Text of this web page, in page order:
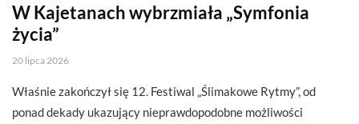
W Kajetanach wybrzmiała „Symfonia
życia”
20 lipca 2026
Właśnie zakończył się 12. Festiwal „Ślimakowe Rytmy”, od
ponad dekady ukazujący nieprawdopodobne możliwości